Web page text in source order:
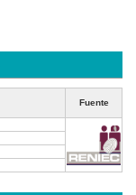
Fuente